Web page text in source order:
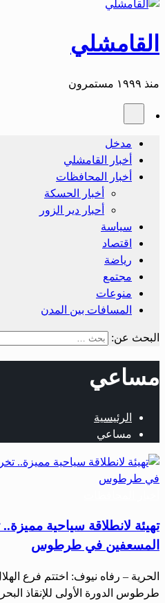
القامشلي
منذ ١٩٩٩ مستمرون
مدخل
أخبار القامشلي
أخبار المحافظات
أخبار الحسكة
أحبار دير الزور
سياسة
اقتصاد
رياضة
مجتمع
منوعات
المسافات بين المدن
البحث عن:
مساعي
الرئيسية
مساعي
تهيئة لانطلاقة سياحية
المسعفين في طرطوس
الحرية – رفاه نيوف: اختتم فرع
طرطوس الدورة الأولى للإنقاذ